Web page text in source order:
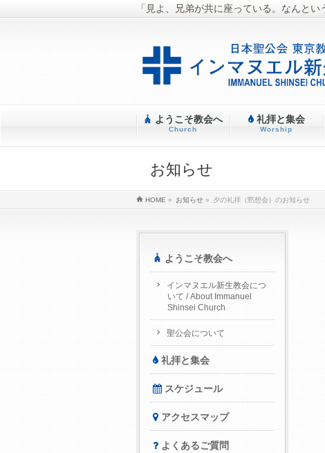
「見よ、兄弟が共に座っている。なんとい
ようこそ教会へ
Church
礼拝と集会
Worship
お知らせ
HOME » お知らせ » 夕の礼拝（黙想会）のお知らせ
ようこそ教会へ
インマヌエル新生教会につ
いて / About Immanuel
Shinsei Church
聖公会について
礼拝と集会
スケジュール
アクセスマップ
よくあるご質問